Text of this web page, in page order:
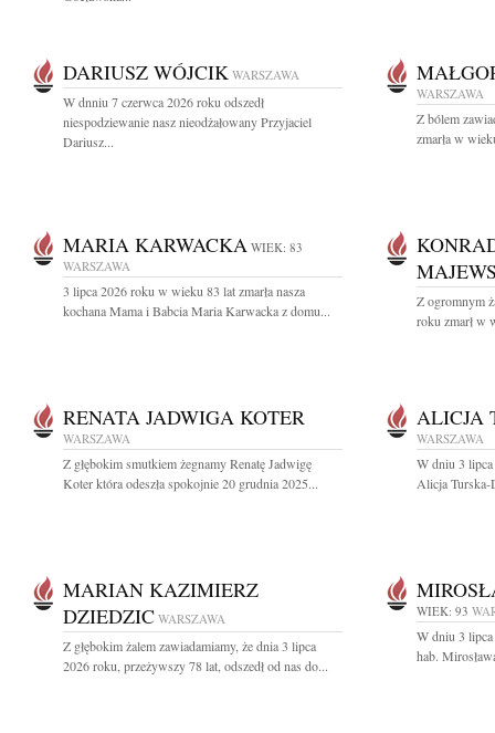
DARIUSZ WÓJCIK WARSZAWA
W dnniu 7 czerwca 2026 roku odszedł
niespodziewanie nasz nieodżałowany Przyjaciel
Dariusz...
WARSZAWA
Z bólem
zmarła w
MARIA KARWACKA WIEK: 83
WARSZAWA
3 lipca 2026 roku w wieku 83 lat zmarła nasza
kochana Mama i Babcia Maria Karwacka z domu...
Z ogromnym
roku zmarł w
RENATA JADWIGA KOTER
WARSZAWA
Z głębokim smutkiem żegnamy Renatę Jadwigę
Koter która odeszła spokojnie 20 grudnia 2025...
ALICJA
WARSZAWA
W dniu 3
Alicja Turska-
MARIAN KAZIMIERZ
DZIEDZIC WARSZAWA
Z głębokim żalem zawiadamiamy, że dnia 3 lipca
2026 roku, przeżywszy 78 lat, odszedł od nas do...
WIEK: 93
W dniu 3
hab.